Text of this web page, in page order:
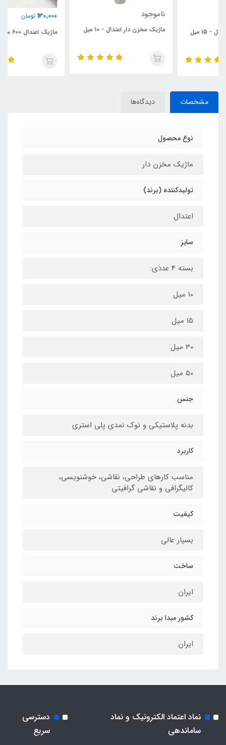
ماژیک مخزن‏ دار اعتدال - 10 میل
ماژیک اعتدال 600 سورمه‌ای
مشخصات دیدگاه‌ها
نوع محصول
ماژیک مخزن دار
تولیدکننده (برند)
اعتدال
سایز
بسته 4 عددی:
10 میل
15 میل
30 میل
50 میل
جنس
بدنه پلاستیکی و نوک نمدی پلی استری
کاربرد
مناسب کارهای طراحی، نقاشی، خوشنویسی،
کالیگرافی و نقاشی گرافیتی
کیفیت
بسیار عالی
ساخت
ایران
کشور مبدا برند
ایران
نماد اعتماد الکترونیک و نماد
ساماندهی
دسترسی
سریع